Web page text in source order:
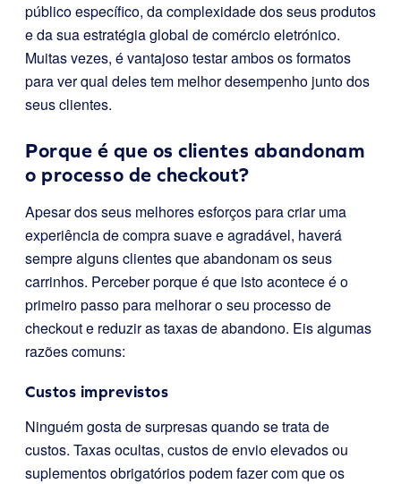
público específico, da complexidade dos seus produtos
e da sua estratégia global de comércio eletrónico.
Muitas vezes, é vantajoso testar ambos os formatos
para ver qual deles tem melhor desempenho junto dos
seus clientes.
Porque é que os clientes abandonam
o processo de checkout?
Apesar dos seus melhores esforços para criar uma
experiência de compra suave e agradável, haverá
sempre alguns clientes que abandonam os seus
carrinhos. Perceber porque é que isto acontece é o
primeiro passo para melhorar o seu processo de
checkout e reduzir as taxas de abandono. Eis algumas
razões comuns:
Custos imprevistos
Ninguém gosta de surpresas quando se trata de
custos. Taxas ocultas, custos de envio elevados ou
suplementos obrigatórios podem fazer com que os